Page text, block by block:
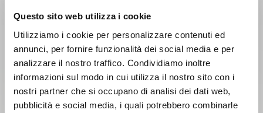
Questo sito web utilizza i cookie
Utilizziamo i cookie per personalizzare contenuti ed
annunci, per fornire funzionalità dei social media e per
analizzare il nostro traffico. Condividiamo inoltre
informazioni sul modo in cui utilizza il nostro sito con i
nostri partner che si occupano di analisi dei dati web,
pubblicità e social media, i quali potrebbero combinarle